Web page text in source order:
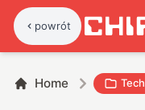
powrót
Home Tech